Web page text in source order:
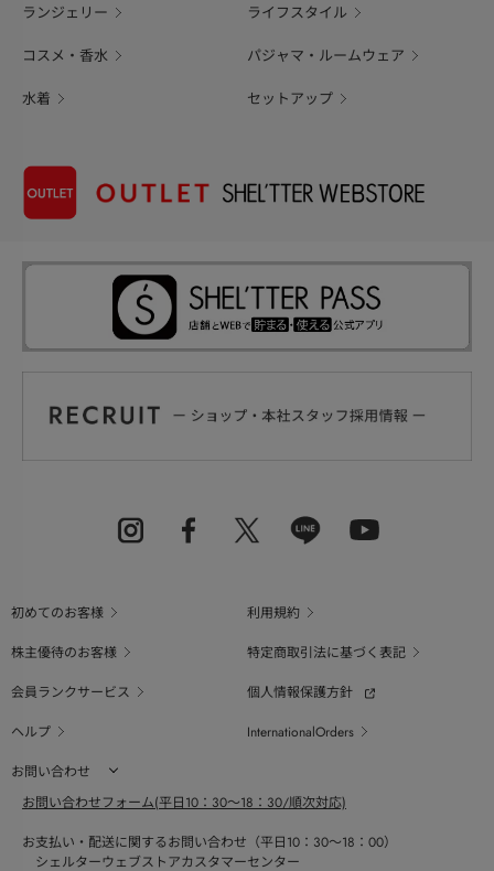
ランジェリー ライフスタイル
コスメ・香水 パジャマ・ルームウェア
水着 セットアップ
初めてのお客様
利用規約
株主優待のお客様
特定商取引法に基づく表記
会員ランクサービス
個人情報保護方針
ヘルプ
InternationalOrders
お問い合わせ
お問い合わせフォーム(平日10：30～18：30/順次対応)
お支払い・配送に関するお問い合わせ（平日10：30～18：00）
シェルターウェブストアカスタマーセンター